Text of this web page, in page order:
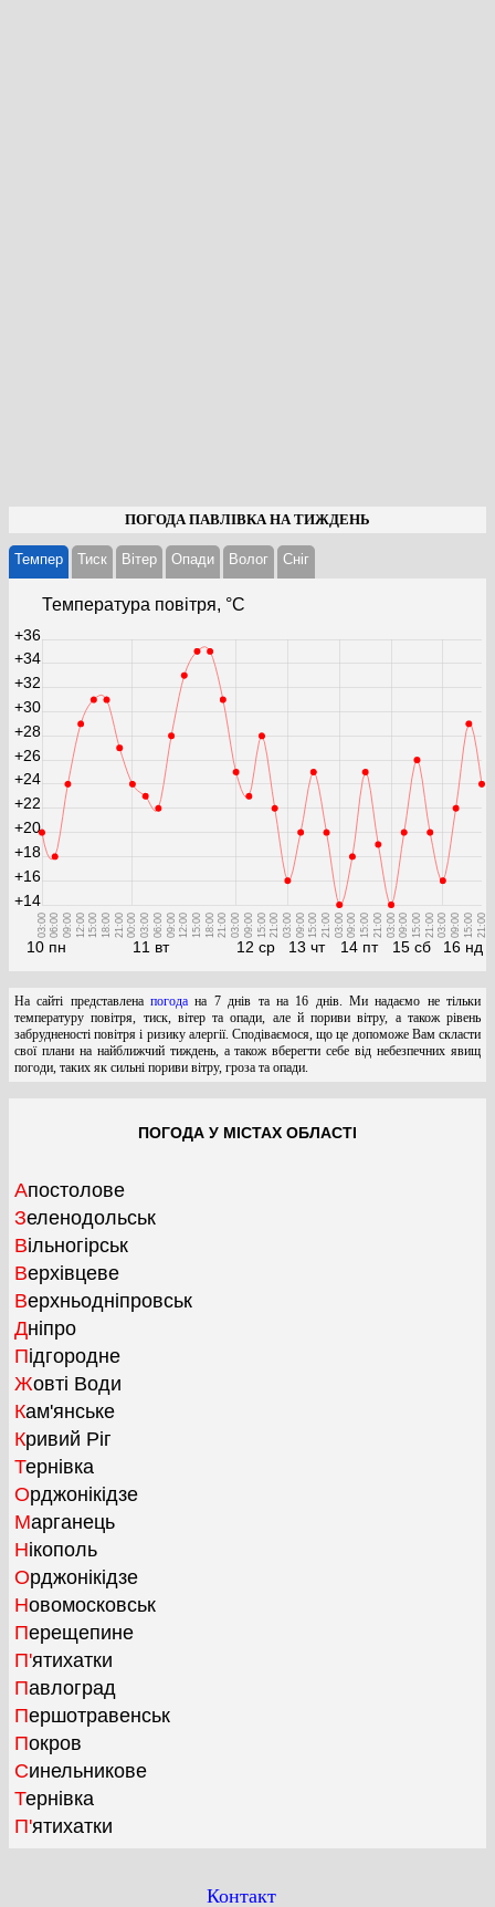
ПОГОДА ПАВЛІВКА НА ТИЖДЕНЬ
Темпер Тиск Вітер Опади Волог Cніг
Температура повітря, °С
10 пн
03:0006:00 09:00 12:0015:00 18:00 21:00
11 вт
00:00 03:00 06:00 09:0012:00 15:00 18:0021:00
12 ср
03:00 09:00 15:0021:00
13 чт
03:00 09:0015:00 21:00
14 пт
03:0009:00 15:00 21:00
15 сб
03:0009:00 15:00 21:00
16 нд
03:00 09:00 15:00 21:00
+14
+16
+18
+20
+22
+24
+26
+28
+30
+32
+34
+36
На сайті представленапогода на 7 днів та на 16 днів. Ми надаємо не тільки
температуру повітря, тиск, вітер та опади, але й пориви вітру, а також рівень
забрудненості повітря і ризику алергії. Сподіваємося, що це допоможе Вам скласти
свої плани на найближчий тиждень, а також вберегти себе від небезпечних явищ
погоди, таких як сильні пориви вітру, гроза та опади.
ПОГОДА У МІСТАХ ОБЛАСТІ
Апостолове
Зеленодольськ
Вільногірськ
Верхівцеве
Верхньодніпровськ
Дніпро
Підгородне
Жовті Води
Кам'янське
Кривий Ріг
Тернівка
Орджонікідзе
Марганець
Нікополь
Орджонікідзе
Новомосковськ
Перещепине
П'ятихатки
Павлоград
Першотравенськ
Покров
Синельникове
Тернівка
П'ятихатки
Контакт